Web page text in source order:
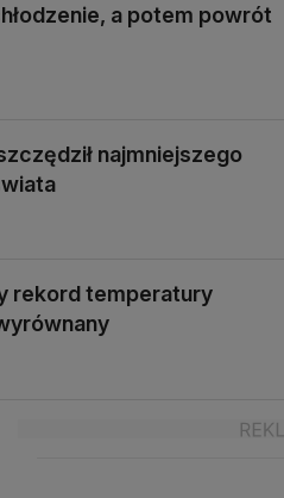
a potem powrót
najmniejszego
rekord temperatury